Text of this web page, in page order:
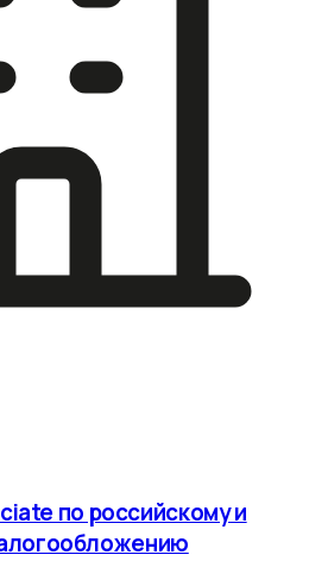
по российскому и